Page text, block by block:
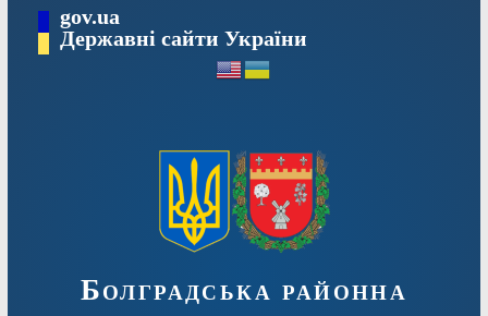
Перейтиgov.ua
Державні сайти України
Болградська районна